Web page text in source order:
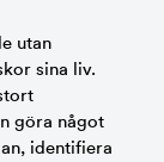
utan
sina liv.
göra något
identifiera